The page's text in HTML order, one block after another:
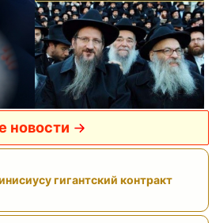
новости
гигантский контракт